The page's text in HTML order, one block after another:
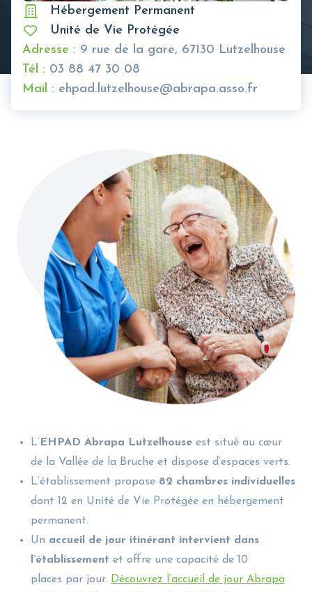
Hébergement Permanent
Unité de Vie Protégée
Adresse : 9 rue de la gare, 67130 Lutzelhouse
Tél : 03 88 47 30 08
Mail : ehpad.lutzelhouse@abrapa.asso.fr
L’ EHPAD Abrapa Lutzelhouse est situé au cœur
de la Vallée de la Bruche et dispose d’espaces verts.
L’établissement propose 82 chambres individuelles
dont 12 en Unité de Vie Protégée en hébergement
permanent.
Un accueil de jour itinérant intervient dans
l’établissement et offre une capacité de 10
places par jour. Découvrez l’accueil de jour Abrapa